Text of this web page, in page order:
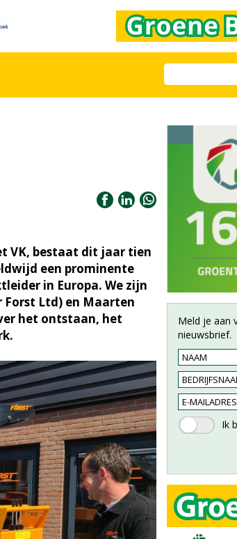
VK, bestaat dit jaar tien
een prominente
in Europa. We zijn
Forst Ltd) en Maarten
het ontstaan, het
Meld je aan
nieuwsbrief.